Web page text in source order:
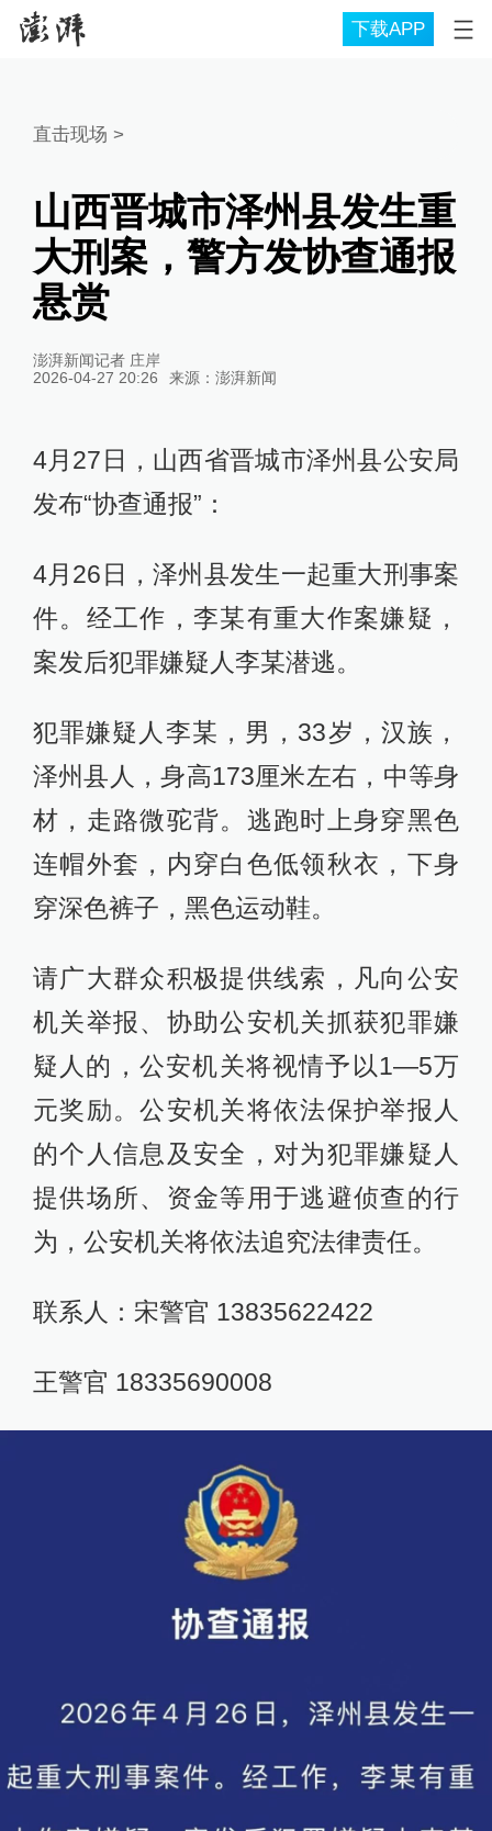
下载APP
直击现场 >
山西晋城市泽州县发生重
大刑案，警方发协查通报
悬赏
澎湃新闻记者 庄岸
2026-04-27 20:26
来源： 澎湃新闻
4月27日，山西省晋城市泽州县公安局
发布“协查通报”：
4月26日，泽州县发生一起重大刑事案
件。经工作，李某有重大作案嫌疑，
案发后犯罪嫌疑人李某潜逃。
犯罪嫌疑人李某，男，33岁，汉族，
泽州县人，身高173厘米左右，中等身
材，走路微驼背。逃跑时上身穿黑色
连帽外套，内穿白色低领秋衣，下身
穿深色裤子，黑色运动鞋。
请广大群众积极提供线索，凡向公安
机关举报、协助公安机关抓获犯罪嫌
疑人的，公安机关将视情予以1—5万
元奖励。公安机关将依法保护举报人
的个人信息及安全，对为犯罪嫌疑人
提供场所、资金等用于逃避侦查的行
为，公安机关将依法追究法律责任。
联系人：宋警官 13835622422
王警官 18335690008